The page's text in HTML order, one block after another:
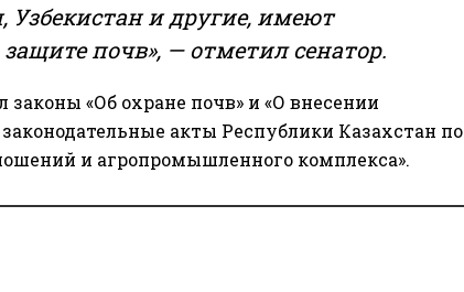
и другие, имеют
почв», — отметил сенатор.
«Об охране почв» и «О внесении
акты Республики Казахстан по
и агропромышленного комплекса».